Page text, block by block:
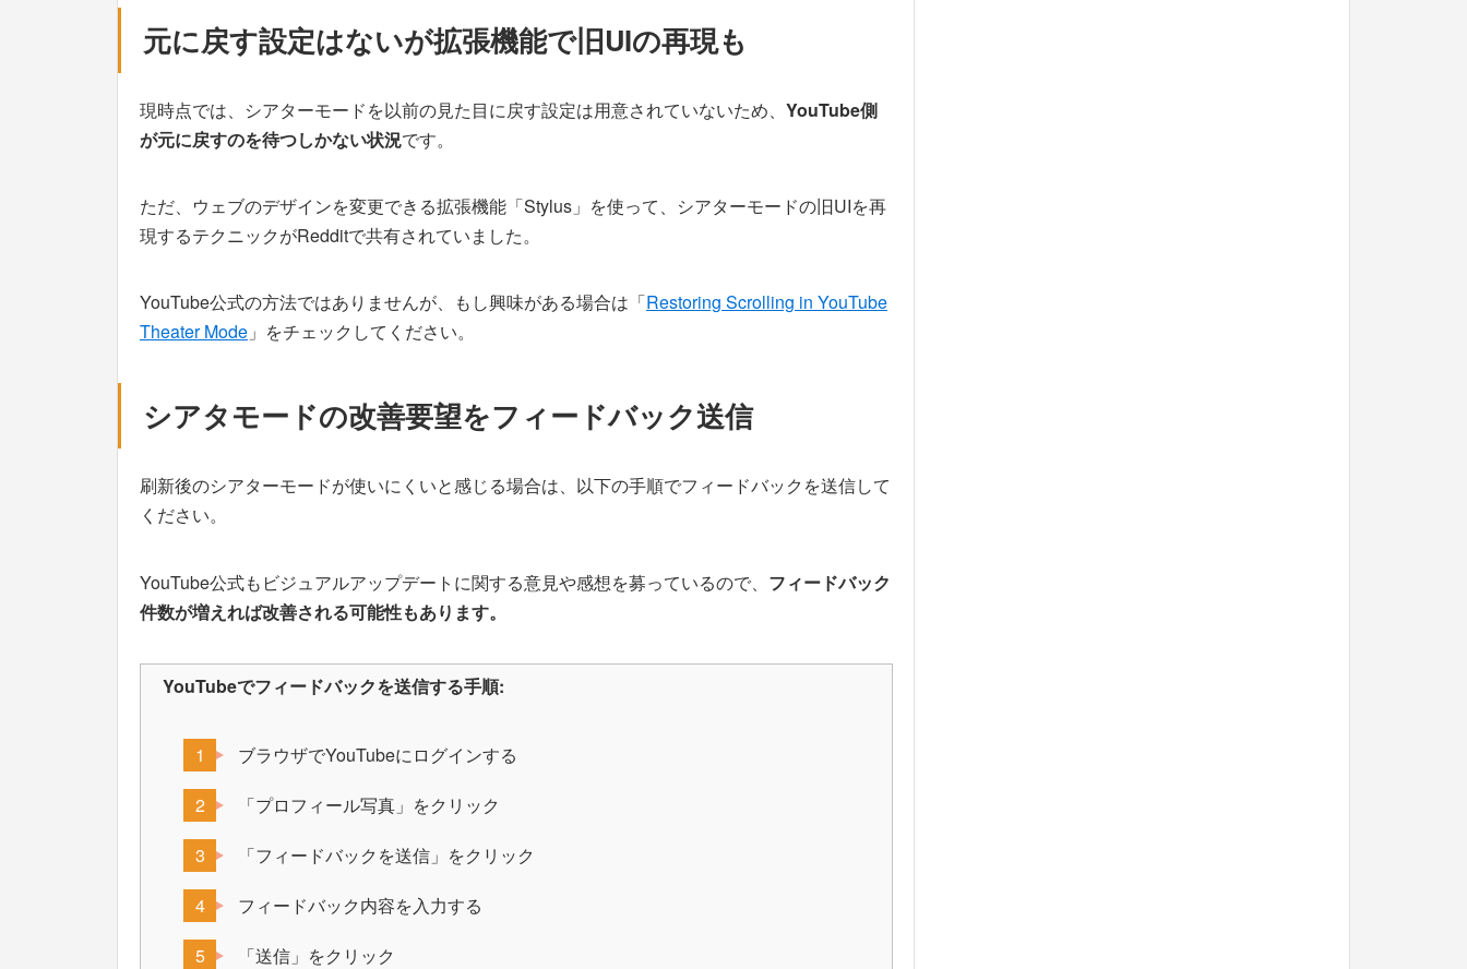
元に戻す設定はないが拡張機能で旧UIの再現も
現時点では、シアターモードを以前の見た目に戻す設定は用意されていないため、 YouTube側
が元に戻すのを待つしかない状況です。
ただ、ウェブのデザインを変更できる拡張機能「Stylus」を使って、シアターモードの旧UIを再
現するテクニックがRedditで共有されていました。
YouTube公式の方法ではありませんが、もし興味がある場合は「Restoring Scrolling in YouTube
Theater Mode 」をチェックしてください。
シアタモードの改善要望をフィードバック送信
刷新後のシアターモードが使いにくいと感じる場合は、以下の手順でフィードバックを送信して
ください。
YouTube公式もビジュアルアップデートに関する意見や感想を募っているので、 フィードバック
件数が増えれば改善される可能性もあります。
YouTubeでフィードバックを送信する手順:
ブラウザでYouTubeにログインする
「プロフィール写真」をクリック
「フィードバックを送信」をクリック
フィードバック内容を入力する
「送信」をクリック